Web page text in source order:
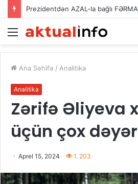
Prezidentdən AZAL-la bağlı
Menu
Ana Səhifə / Analitika
Analitika
Zərifə Əliyeva
üçün çox
Aprel 15, 2024 1. 203